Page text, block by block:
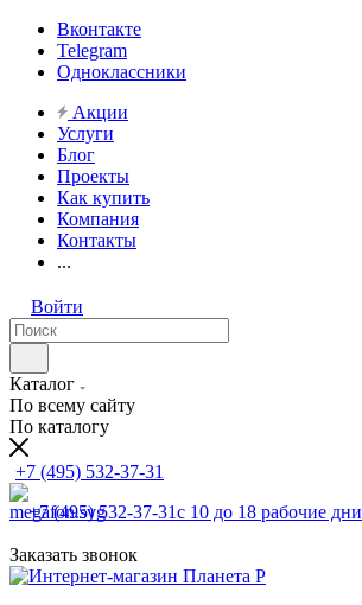
Вконтакте
Telegram
Одноклассники
Акции
Услуги
Блог
Проекты
Как купить
Компания
Контакты
...
Войти
Каталог
По всему сайту
По каталогу
+7 (495) 532-37-31
+7 (495) 532-37-31с 10 до 18 рабочие дни
Заказать звонок